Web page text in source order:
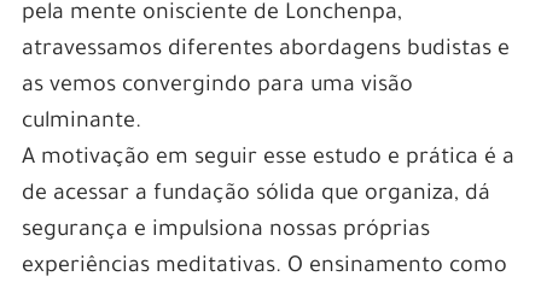
pela mente onisciente de Lonchenpa,
atravessamos diferentes abordagens budistas e
as vemos convergindo para uma visão
culminante.
A motivação em seguir esse estudo e prática é a
de acessar a fundação sólida que organiza, dá
segurança e impulsiona nossas próprias
experiências meditativas. O ensinamento como